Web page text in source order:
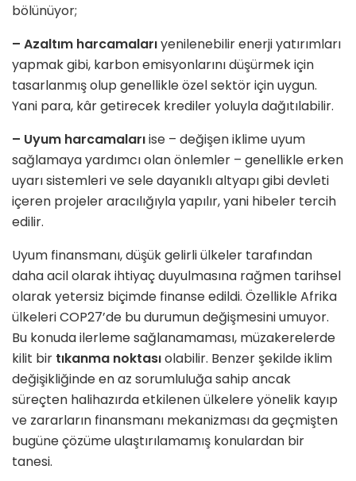
bölünüyor;
– Azaltım harcamalarıyenilenebilir enerji yatırımları
yapmak gibi, karbon emisyonlarını düşürmek için
tasarlanmış olup genellikle özel sektör için uygun.
Yani para, kâr getirecek krediler yoluyla dağıtılabilir.
– Uyum harcamalarıise – değişen iklime uyum
sağlamaya yardımcı olan önlemler – genellikle erken
uyarı sistemleri ve sele dayanıklı altyapı gibi devleti
içeren projeler aracılığıyla yapılır, yani hibeler tercih
edilir.
Uyum finansmanı, düşük gelirli ülkeler tarafından
daha acil olarak ihtiyaç duyulmasına rağmen tarihsel
olarak yetersiz biçimde finanse edildi. Özellikle Afrika
ülkeleri COP27’de bu durumun değişmesini umuyor.
Bu konuda ilerleme sağlanamaması, müzakerelerde
kilit bir tıkanma noktasıolabilir. Benzer şekilde iklim
değişikliğinde en az sorumluluğa sahip ancak
süreçten halihazırda etkilenen ülkelere yönelik kayıp
ve zararların finansmanı mekanizması da geçmişten
bugüne çözüme ulaştırılamamış konulardan bir
tanesi.